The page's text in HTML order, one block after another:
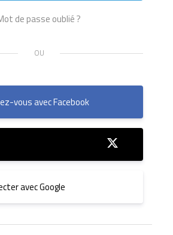
de passe oublié ?
vous avec Facebook
avec Google